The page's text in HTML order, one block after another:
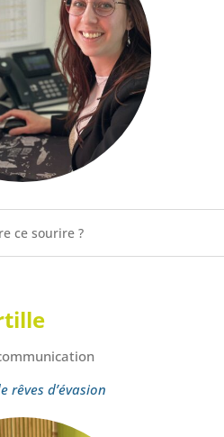
ce sourire ?
rêves d’évasion